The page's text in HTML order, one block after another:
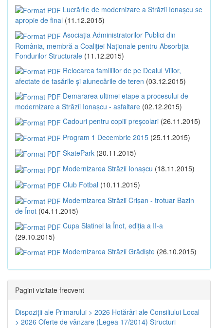
Lucrările de modernizare a Străzii Ionașcu se
apropie de final (11.12.2015)
Asociația Administratorilor Publici din
România, membră a Coaliției Naționale pentru Absorbția
Fondurilor Structurale (11.12.2015)
Relocarea familiilor de pe Dealul Viilor,
afectate de tasările și alunecările de teren (03.12.2015)
Demararea ultimei etape a procesului de
modernizare a Străzii Ionașcu - asfaltare (02.12.2015)
Cadouri pentru copiii preșcolari (26.11.2015)
Program 1 Decembrie 2015 (25.11.2015)
SkatePark (20.11.2015)
Modernizarea Străzii Ionașcu (18.11.2015)
Club Fotbal (10.11.2015)
Modernizarea Străzii Crișan - trotuar Bazin
de Înot (04.11.2015)
Cupa Slatinei la Înot, ediția a II-a
(29.10.2015)
Modernizarea Străzii Grădiște (26.10.2015)
Pagini vizitate frecvent
Dispoziţii ale Primarului > 2026 Hotărâri ale Consiliului Local
> 2026 Oferte de vânzare (Legea 17/2014) Structuri